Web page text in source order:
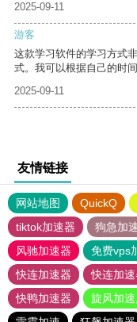
2025-09-11
游客
这款学习软件的学习方式
式。我可以根据自己的时
2025-09-11
友情链接
网站地图 QuickQ
tiktok加速器
狗急加
风驰加速器
免费vps
快连加速器
快连加
快鸭加速器
旋风加